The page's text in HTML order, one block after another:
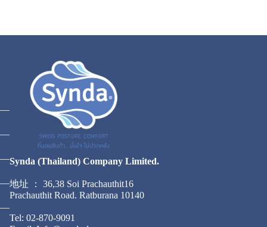
Synda (Thailand) Company Limited.
地址 ： 36,38 Soi Prachauthit16
Prachauthit Road. Ratburana 10140
Tel: 02-870-9091